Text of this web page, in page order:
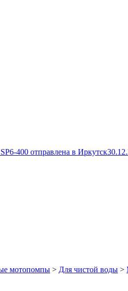
400 отправлена в Иркутск
мотопомпы > Для чистой воды >